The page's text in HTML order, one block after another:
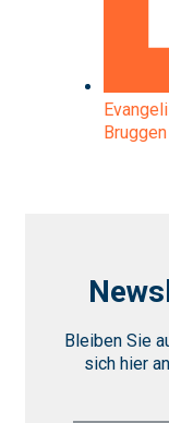
Bruggen
Bleiben Sie
sich hier